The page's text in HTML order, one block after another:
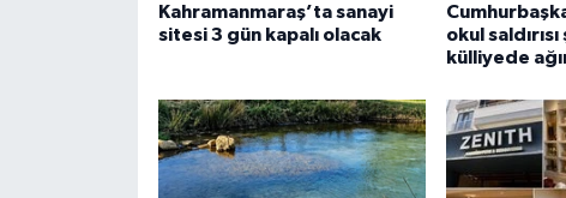
Kahramanmaraş’ta sanayi
sitesi 3 gün kapalı olacak
okul
külliyede